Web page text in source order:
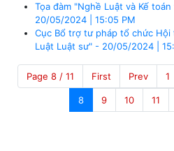
Tọa đàm "Nghề Luật và Kế
20/05/2024 | 15:05 PM
Cục Bổ trợ tư pháp tổ chức
Luật Luật sư" - 20/05/2024 |
Page 8 / 11 First Prev 1
8 9 10 11